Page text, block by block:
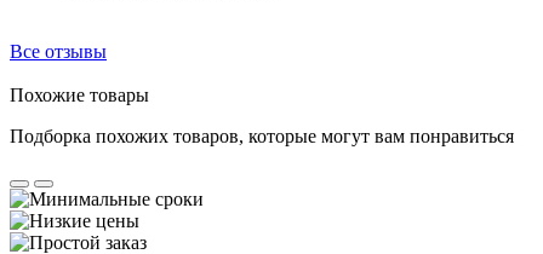
Все отзывы
Похожие товары
Подборка похожих товаров, которые могут вам понравиться